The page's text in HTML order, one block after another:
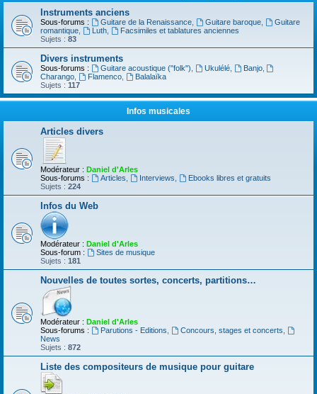
Instruments anciens
Sous-forums : Guitare de la Renaissance, Guitare baroque,
Guitare
romantique
Luth,
Facsimiles et tablatures anciennes
Sujets : 83
Divers instruments
Sous-forums : Guitare acoustique ("folk") Ukulélé, Banjo,
Charango
Flamenco,
Balalaïka
Sujets : 117
Infos musicales
Articles divers
Modérateur : Daniel d'Arles
Sous-forums :
Articles Interviews
Ebooks libres et gratuits
Sujets : 224
Infos du Web
Modérateur : Daniel d'Arles
Sous-forum :
Sites de musique
Sujets : 181
Nouvelles de toutes sortes, concerts, partitions…
Modérateur : Daniel d'Arles
Sous-forums :
Parutions - Editions Concours, stages et concerts
News
Sujets : 872
Liste des compositeurs de musique pour guitare